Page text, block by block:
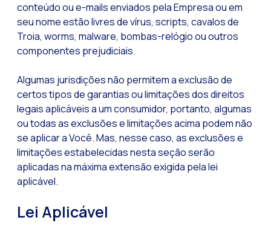
conteúdo ou e-mails enviados pela Empresa ou em
seu nome estão livres de vírus, scripts, cavalos de
Troia, worms, malware, bombas-relógio ou outros
componentes prejudiciais.
Algumas jurisdições não permitem a exclusão de
certos tipos de garantias ou limitações dos direitos
legais aplicáveis a um consumidor, portanto, algumas
ou todas as exclusões e limitações acima podem não
se aplicar a Você. Mas, nesse caso, as exclusões e
limitações estabelecidas nesta seção serão
aplicadas na máxima extensão exigida pela lei
aplicável.
Lei Aplicável